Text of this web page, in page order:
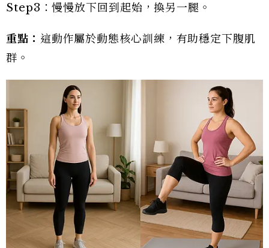
Step3：慢慢放下回到起始，換另一腿。
重點： 這動作屬於動態核心訓練，有助穩定下腹肌
群。